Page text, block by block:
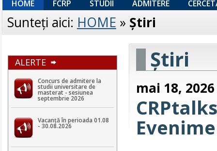
HOME FCRP STUDII ADMITERE
Sunteţi aici: HOME » Ştiri
ALERTE
Concurs de admitere la
studii universitare de
masterat - sesiunea
septembrie 2026
Vacanță în perioada 01.08
- 30.08.2026
Ştiri
mai 18, 2026